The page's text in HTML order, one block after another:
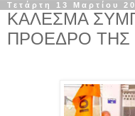
Τετάρτη 13 Μαρτίου
ΚΑΛΕΣΜΑ
ΠΡΟΕΔΡΟ ΤΗΣ